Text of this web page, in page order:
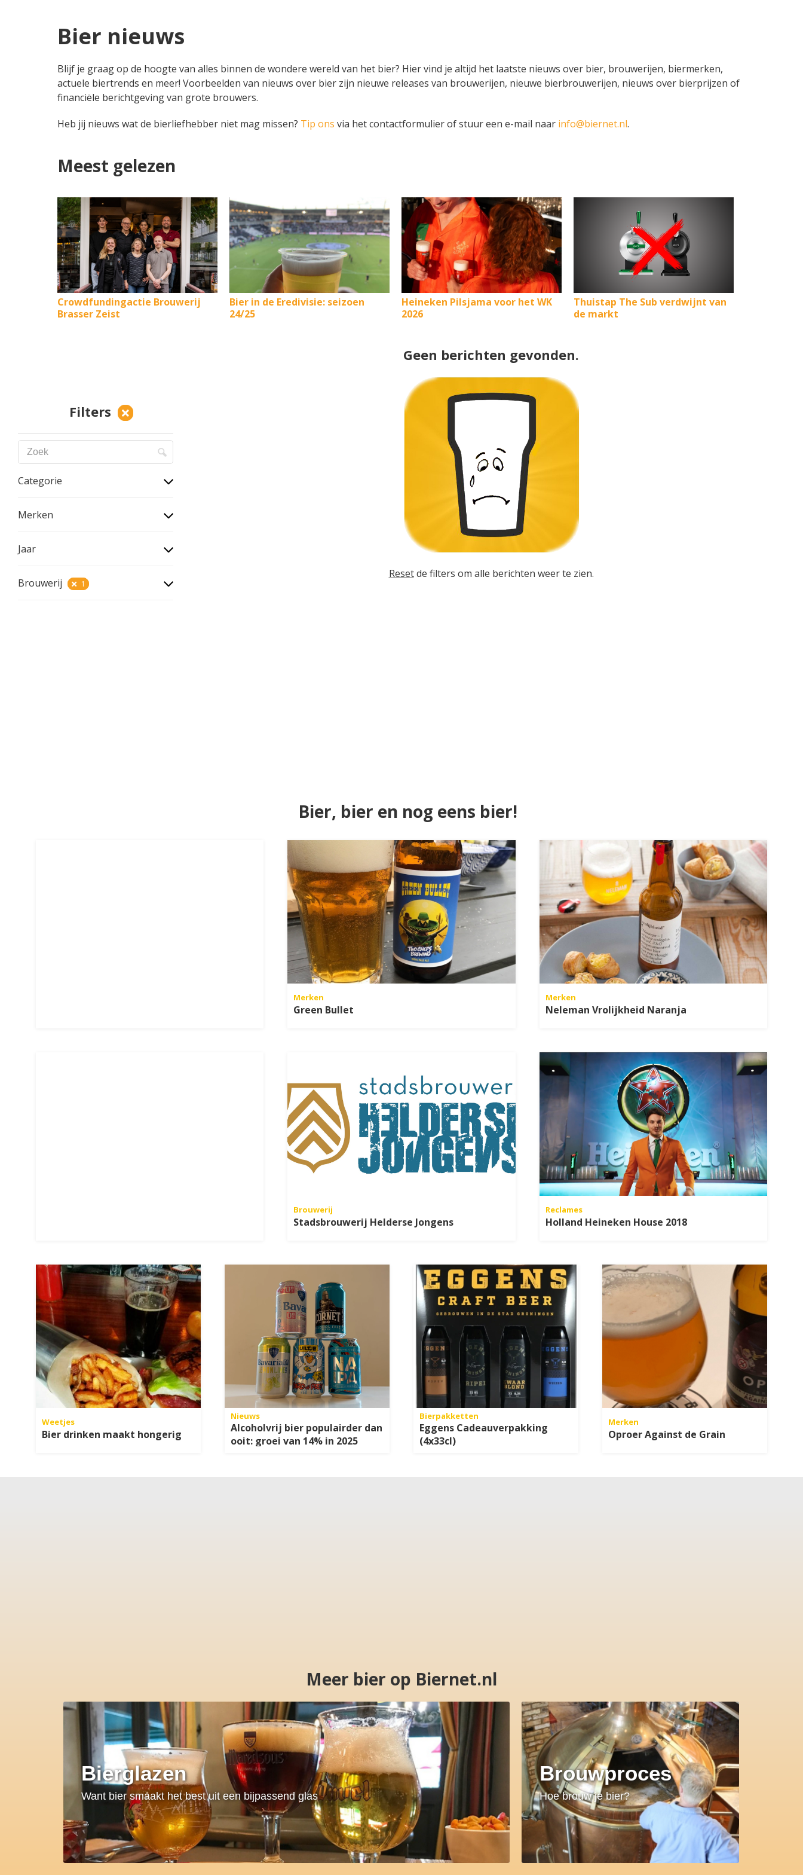
Bier nieuws
Blijf je graag op de hoogte van alles binnen de wondere wereld van het bier? Hier vind je altijd het laatste nieuws over bier, brouwerijen, biermerken,
actuele biertrends en meer! Voorbeelden van nieuws over bier zijn nieuwe releases van brouwerijen, nieuwe bierbrouwerijen, nieuws over bierprijzen of
financiële berichtgeving van grote brouwers.
Heb jij nieuws wat de bierliefhebber niet mag missen? Tip ons via het contactformulier of stuur een e-mail naar info@biernet.nl.
Meest gelezen
Crowdfundingactie Brouwerij
Brasser Zeist
Bier in de Eredivisie: seizoen
24/25
Heineken Pilsjama voor het WK
2026
Thuistap The Sub verdwijnt van
de markt
Filters
Categorie
Merken
Jaar
Brouwerij 1
Geen berichten gevonden.
Resetde filters om alle berichten weer te zien.
Bier, bier en nog eens bier!
Merken
Green Bullet
Merken
Neleman Vrolijkheid Naranja
Brouwerij
Stadsbrouwerij Helderse Jongens
Reclames
Holland Heineken House 2018
Weetjes
Bier drinken maakt hongerig
Nieuws
Alcoholvrij bier populairder dan
ooit: groei van 14% in 2025
Bierpakketten
Eggens Cadeauverpakking
(4x33cl)
Merken
Oproer Against de Grain
Meer bier op Biernet.nl
Bierglazen
Want bier smaakt het best uit een bijpassend glas
Brouwproces
Hoe brouw je bier?